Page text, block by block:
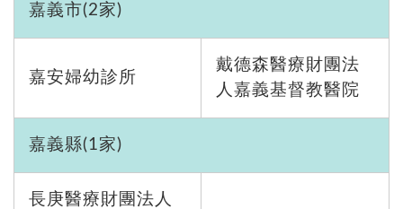
嘉義市(2家)
嘉安婦幼診所
戴德森醫療財團法
人嘉義基督教醫院
嘉義縣(1家)
長庚醫療財團法人